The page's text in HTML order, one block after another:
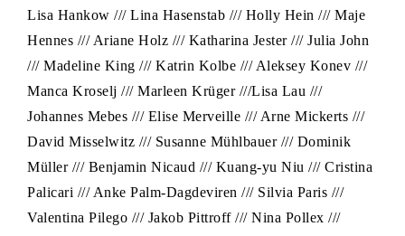
Lisa Hankow /// Lina Hasenstab /// Holly Hein /// Maje
Hennes /// Ariane Holz /// Katharina Jester /// Julia John
/// Madeline King /// Katrin Kolbe /// Aleksey Konev ///
Manca Kroselj /// Marleen Krüger ///Lisa Lau ///
Johannes Mebes /// Elise Merveille /// Arne Mickerts ///
David Misselwitz /// Susanne Mühlbauer /// Dominik
Müller /// Benjamin Nicaud /// Kuang-yu Niu /// Cristina
Palicari /// Anke Palm-Dagdeviren /// Silvia Paris ///
Valentina Pilego /// Jakob Pittroff /// Nina Pollex ///